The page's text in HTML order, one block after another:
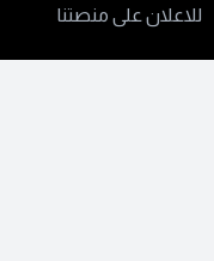
للاعلان على منصتنا